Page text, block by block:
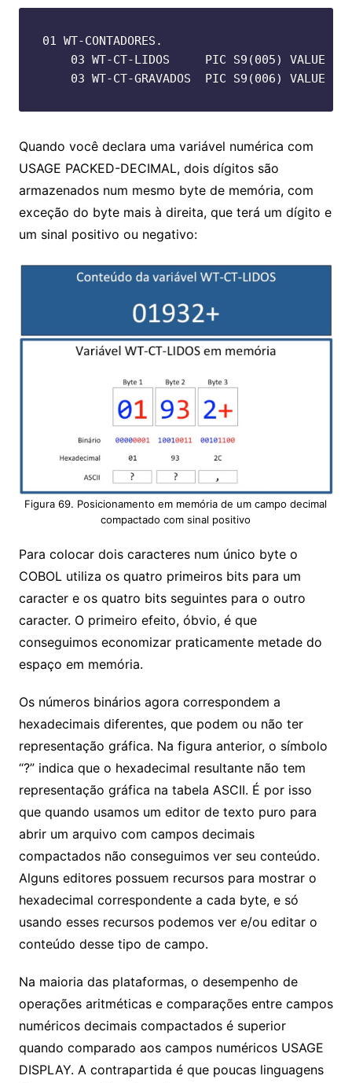
01 WT-CONTADORES.
03 WT-CT-LIDOS     PIC S9(005) VALUE
03 WT-CT-GRAVADOS  PIC S9(006) VALUE
Quando você declara uma variável numérica com
USAGE PACKED-DECIMAL, dois dígitos são
armazenados num mesmo byte de memória, com
exceção do byte mais à direita, que terá um dígito e
um sinal positivo ou negativo:
Figura 69. Posicionamento em memória de um campo decimal
compactado com sinal positivo
Para colocar dois caracteres num único byte o
COBOL utiliza os quatro primeiros bits para um
caracter e os quatro bits seguintes para o outro
caracter. O primeiro efeito, óbvio, é que
conseguimos economizar praticamente metade do
espaço em memória.
Os números binários agora correspondem a
hexadecimais diferentes, que podem ou não ter
representação gráfica. Na figura anterior, o símbolo
“?” indica que o hexadecimal resultante não tem
representação gráfica na tabela ASCII. É por isso
que quando usamos um editor de texto puro para
abrir um arquivo com campos decimais
compactados não conseguimos ver seu conteúdo.
Alguns editores possuem recursos para mostrar o
hexadecimal correspondente a cada byte, e só
usando esses recursos podemos ver e/ou editar o
conteúdo desse tipo de campo.
Na maioria das plataformas, o desempenho de
operações aritméticas e comparações entre campos
numéricos decimais compactados é superior
quando comparado aos campos numéricos USAGE
DISPLAY. A contrapartida é que poucas linguagens